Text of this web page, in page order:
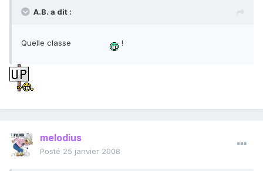
A.B. a dit :
Quelle classe !
melodius
Posté 25 janvier 2008